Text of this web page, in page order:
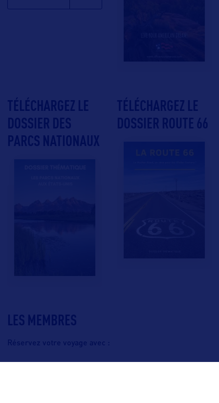
LES MEMBRES
Réservez votre voyage avec :
TÉLÉCHARGEZ LE
DOSSIER DES
PARCS NATIONAUX
TÉLÉCHARGEZ LE
DOSSIER ROUTE 66